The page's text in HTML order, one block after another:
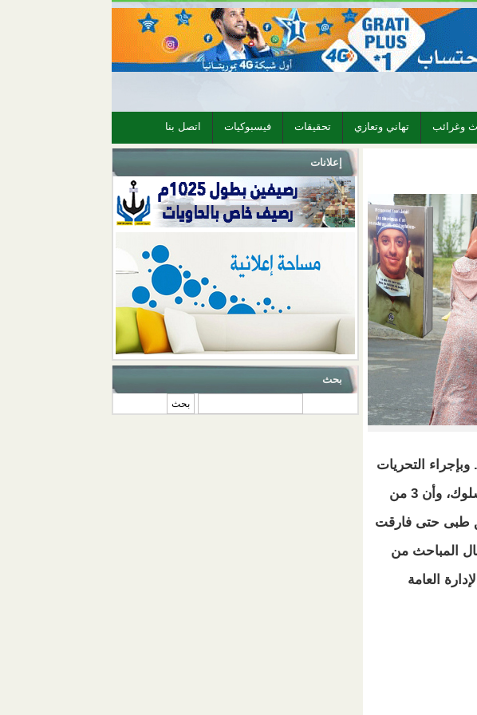
وغرائب تهاني وتعازي تحقيقات فيسبوكيات اتصل بنا
إعلانات
بحث
التحريات
تبين للرائد محمد الجوهرى رئيس مباحث قسم شرطة الوراق، أن المجنى عليها سيئة السلوك، وأن 3 من
طبى حتى فارقت
المباحث من
العامة